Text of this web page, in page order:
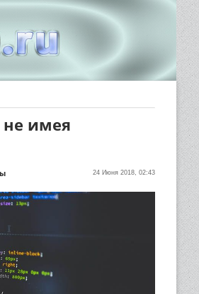
имея
24 Июня 2018, 02:43